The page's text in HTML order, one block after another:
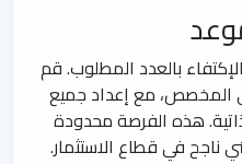
بالعدد المطلوب. قم
المخصص، مع إعداد جميع
هذه الفرصة محدودة
ناجح في قطاع الاستثمار.